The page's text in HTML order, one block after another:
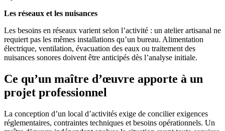
Les réseaux et les nuisances
Les besoins en réseaux varient selon l’activité : un atelier artisanal ne
requiert pas les mêmes installations qu’un bureau. Alimentation
électrique, ventilation, évacuation des eaux ou traitement des
nuisances sonores doivent être anticipés dès l’analyse initiale.
Ce qu’un maître d’œuvre apporte à un
projet professionnel
La conception d’un local d’activités exige de concilier exigences
réglementaires, contraintes techniques et besoins opérationnels. Un